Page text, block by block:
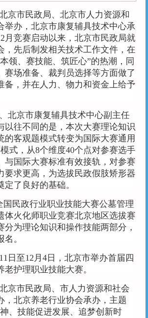
京市民政局、北京市人力资源和
举办，北京市康复辅具技术中心承
月竞赛启动以来，北京市民政局就
，先后制发相关技术工作文件，在
领、赛技能、筑匠心”的热潮，同
赛场准备、裁判员选择等方面做了
备，并在人力、物力和资金上给予
北京市康复辅具技术中心副主任
以往不同的是，本次大赛理论知识
的客观题模式转变为国际大赛通用
式，从8个维度40个点对参赛选手
与国际大赛标准有效接轨，对参赛
要求更高，为选拔民政假肢矫形器
了良好的基础。
国民政行业职业技能大赛公墓管理
体火化师职业竞赛北京地区选拔赛
分为理论知识和操作技能两部分，
名。
日至12月4日，北京市举办首届四
护理职业技能大赛。
京市民政局、市人力资源和社会
，北京养老行业协会承办，主题
、技能促进发展、追梦创新时